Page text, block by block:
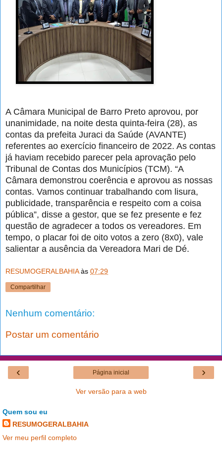
A Câmara Municipal de Barro Preto aprovou, por
unanimidade, na noite desta quinta-feira (28), as
contas da prefeita Juraci da Saúde (AVANTE)
referentes ao exercício financeiro de 2022. As contas
já haviam recebido parecer pela aprovação pelo
Tribunal de Contas dos Municípios (TCM). “A
Câmara demonstrou coerência e aprovou as nossas
contas. Vamos continuar trabalhando com lisura,
publicidade, transparência e respeito com a coisa
pública”, disse a gestor, que se fez presente e fez
questão de agradecer a todos os vereadores. Em
tempo, o placar foi de oito votos a zero (8x0), vale
salientar a ausência da Vereadora Mari de Dé.
RESUMOGERALBAHIA às 07:29
Compartilhar
Nenhum comentário:
Postar um comentário
‹ ›
Página inicial
Ver versão para a web
Quem sou eu
RESUMOGERALBAHIA
Ver meu perfil completo